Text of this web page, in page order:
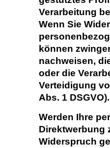
Verarbeitung
Wenn Sie
können
nachweisen,
oder die
Verteidigung
Abs. 1 DSGVO).
Werden Ihre
Direktwerbung
Widerspruch